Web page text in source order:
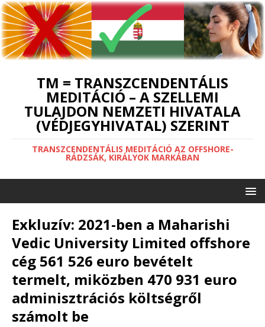
TM = TRANSZCENDENTÁLIS
MEDITÁCIÓ – A SZELLEMI
TULAJDON NEMZETI HIVATALA
(VÉDJEGYHIVATAL) SZERINT
TRANSZCENDENTÁLIS MEDITÁCIÓ AZ OFFSHORE-
RÁDZSÁK, KIRÁLYOK MARKÁBAN
Exkluzív: 2021-ben a Maharishi
Vedic University Limited offshore
cég 561 526 euro bevételt
termelt, miközben 470 931 euro
adminisztrációs költségről
számolt be